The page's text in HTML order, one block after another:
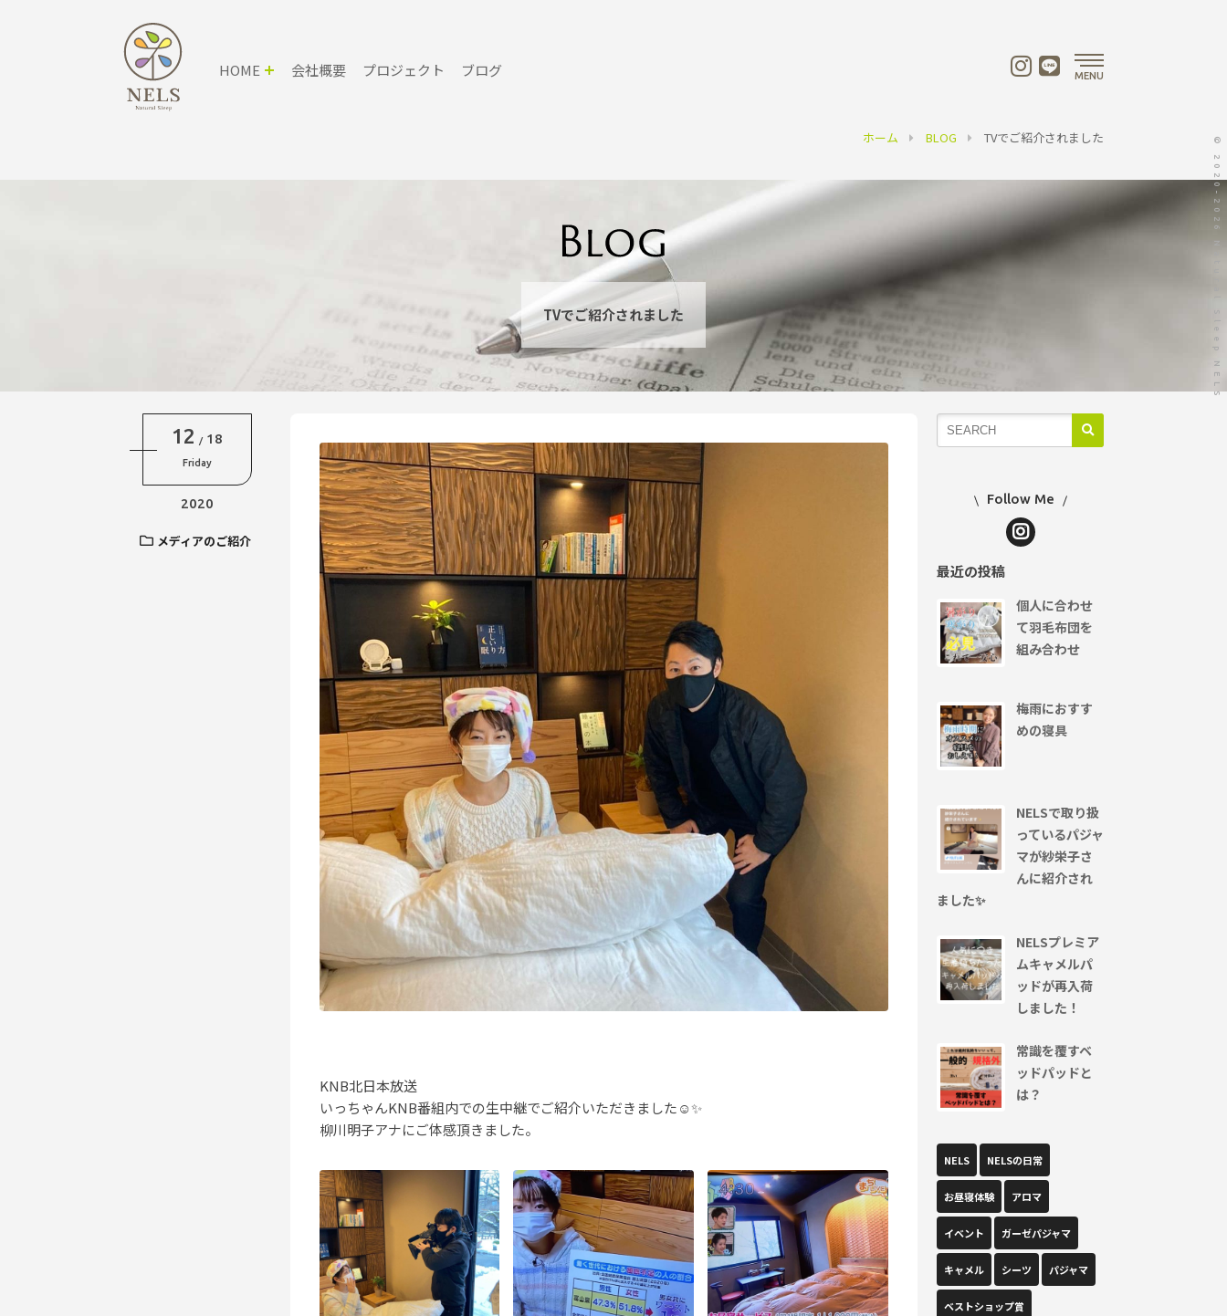
HOME 会社概要 プロジェクト ブログ MENU
ホーム BLOG TVでご紹介されました
TVでご紹介されました
12 / 18
Friday
2020
メディアのご紹介
KNB北日本放送
いっちゃんKNB番組内での生中継でご紹介いただきました☺️✨
柳川明子アナにご体感頂きました。
Follow Me
最近の投稿
個人に合わせ
て羽毛布団を
組み合わせ
梅雨におすす
めの寝具
NELSで取り扱
っているパジャ
マが紗栄子さ
んに紹介され
ました✨
NELSプレミア
ムキャメルパ
ッドが再入荷
しました！
常識を覆すベ
ッドパッドと
は？
NELS NELSの日常
お昼寝体験 アロマ
イベント ガーゼパジャマ
キャメル シーツ パジャマ
ベストショップ賞
© 2020-2026 Natural Sleep NELS